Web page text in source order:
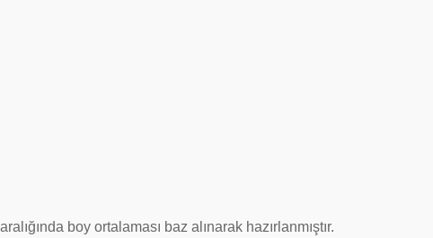
boy ortalaması baz alınarak hazırlanmıştır.